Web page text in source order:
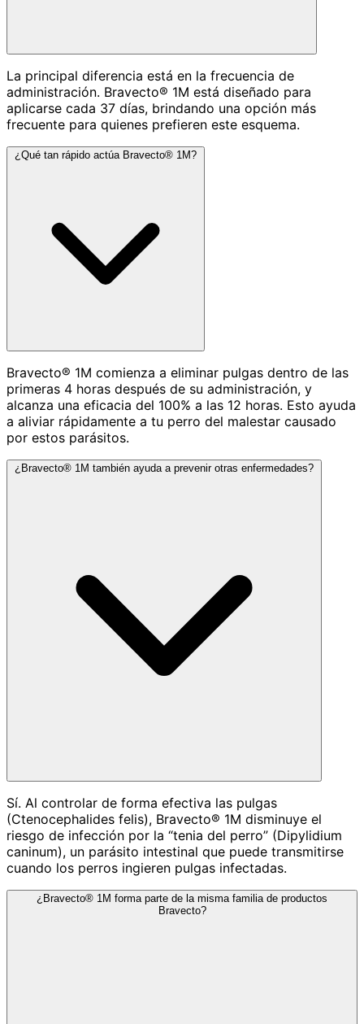
La principal diferencia está en la frecuencia de
administración. Bravecto® 1M está diseñado para
aplicarse cada 37 días, brindando una opción más
frecuente para quienes prefieren este esquema.
¿Qué tan rápido actúa Bravecto® 1M?
Bravecto® 1M comienza a eliminar pulgas dentro de las
primeras 4 horas después de su administración, y
alcanza una eficacia del 100% a las 12 horas. Esto ayuda
a aliviar rápidamente a tu perro del malestar causado
por estos parásitos.
¿Bravecto® 1M también ayuda a prevenir otras enfermedades?
Sí. Al controlar de forma efectiva las pulgas
(Ctenocephalides felis), Bravecto® 1M disminuye el
riesgo de infección por la “tenia del perro” (Dipylidium
caninum), un parásito intestinal que puede transmitirse
cuando los perros ingieren pulgas infectadas.
¿Bravecto® 1M forma parte de la misma familia de productos
Bravecto?